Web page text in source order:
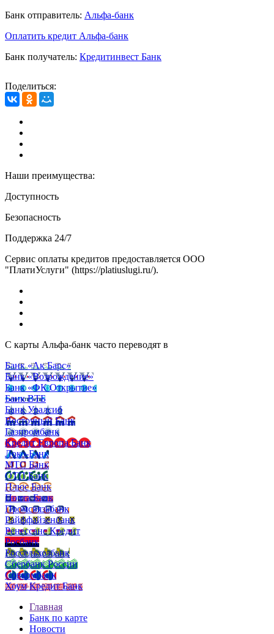
Банк отправитель: Альфа-банк
Оплатить кредит Альфа-банк
Банк получатель: Кредитинвест Банк
Поделиться:
Наши преимущества:
Доступность
Безопасность
Поддержка 24/7
Сервис оплаты кредитов предоставляется ООО
"ПлатиУслуги" (https://platiuslugi.ru/).
С карты Альфа-банк часто переводят в
Банк «Ак Барс»
Банк «Возрождение»
Банк «ФК Открытие»
Банк ВТБ
Банк Уралсиб
Восточный Банк
Газпромбанк
Кредит Европа Банк
Локо-Банк
МТС Банк
ОТП Банк
Плюс Банк
Почта Банк
Промсвязьбанк
Райффайзенбанк
Ренессанс Кредит
Росбанк
Россельхозбанк
Сбербанк России
Совкомбанк
Хоум Кредит Банк
Главная
Банк по карте
Новости